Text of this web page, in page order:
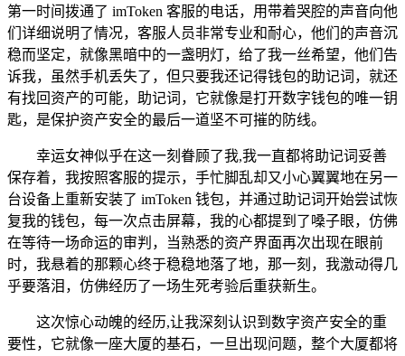
第一时间拨通了 imToken 客服的电话，用带着哭腔的声音向他
们详细说明了情况，客服人员非常专业和耐心，他们的声音沉
稳而坚定，就像黑暗中的一盏明灯，给了我一丝希望，他们告
诉我，虽然手机丢失了，但只要我还记得钱包的助记词，就还
有找回资产的可能，助记词，它就像是打开数字钱包的唯一钥
匙，是保护资产安全的最后一道坚不可摧的防线。
幸运女神似乎在这一刻眷顾了我,我一直都将助记词妥善
保存着，我按照客服的提示，手忙脚乱却又小心翼翼地在另一
台设备上重新安装了 imToken 钱包，并通过助记词开始尝试恢
复我的钱包，每一次点击屏幕，我的心都提到了嗓子眼，仿佛
在等待一场命运的审判，当熟悉的资产界面再次出现在眼前
时，我悬着的那颗心终于稳稳地落了地，那一刻，我激动得几
乎要落泪，仿佛经历了一场生死考验后重获新生。
这次惊心动魄的经历,让我深刻认识到数字资产安全的重
要性，它就像一座大厦的基石，一旦出现问题，整个大厦都将